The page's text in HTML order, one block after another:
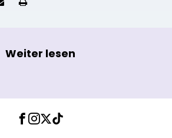
Drucken
Weiter lesen
Facebook
Instagram
Twitter
TikTok